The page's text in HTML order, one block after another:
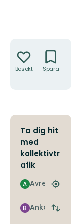
Besökt Spara
Ta dig hit
med
kollektivtr
afik
Avresa
A
Hitta
Ankomst
B
Byt